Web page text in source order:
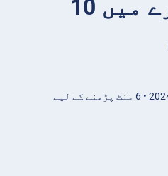
بیلیز کے بارے میں 10